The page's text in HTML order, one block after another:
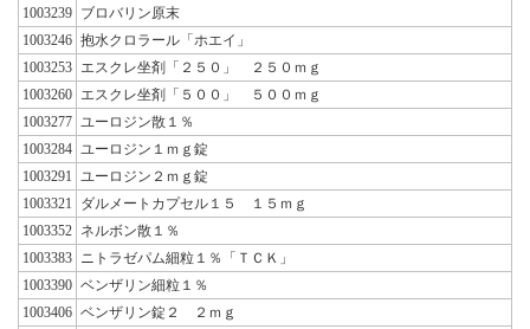
1003239 ブロバリン原末
1003246 抱水クロラール「ホエイ」
1003253 エスクレ坐剤「２５０」 ２５０ｍｇ
1003260 エスクレ坐剤「５００」 ５００ｍｇ
1003277
ユーロジン散１％
1003284
ユーロジン１ｍｇ錠
1003291
ユーロジン２ｍｇ錠
1003321
ダルメートカプセル１５ １５ｍｇ
1003352 ネルボン散１％
1003383
ニトラゼパム細粒１％「ＴＣＫ」
1003390 ベンザリン細粒１％
1003406 ベンザリン錠２ ２ｍｇ